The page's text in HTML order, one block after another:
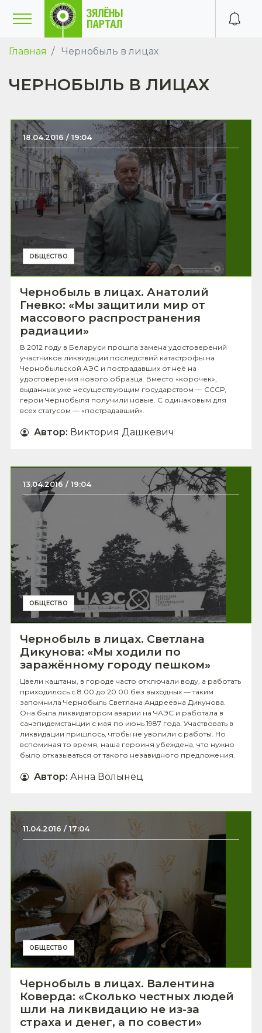
Главная Чернобыль в лицах
ЧЕРНОБЫЛЬ В ЛИЦАХ
18.04.2016 / 19:04
ОБЩЕСТВО
Чернобыль в лицах. Анатолий
Гневко: «Мы защитили мир от
массового распространения
радиации»
В 2012 году в Беларуси прошла замена удостоверений
участников ликвидации последствий катастрофы на
Чернобыльской АЭС и пострадавших от неё на
удостоверения нового образца. Вместо «корочек»,
выданных уже несуществующим государством — СССР,
герои Чернобыля получили новые. С одинаковым для
всех статусом — «пострадавший».
Автор: Виктория Дашкевич
13.04.2016 / 19:04
ОБЩЕСТВО
Чернобыль в лицах. Светлана
Дикунова: «Мы ходили по
заражённому городу пешком»
Цвели каштаны, в городе часто отключали воду, а работать
приходилось с 8.00 до 20.00 без выходных — таким
запомнила Чернобыль Светлана Андреевна Дикунова.
Она была ликвидатором аварии на ЧАЭС и работала в
санэпидемстанции с мая по июнь 1987 года. Участвовать в
ликвидации пришлось, чтобы не уволили с работы. Но
вспоминая то время, наша героиня убеждена, что нужно
было отказываться от такого незавидного предложения.
Автор: Анна Волынец
11.04.2016 / 17:04
ОБЩЕСТВО
Чернобыль в лицах. Валентина
Коверда: «Сколько честных людей
шли на ликвидацию не из-за
страха и денег, а по совести»